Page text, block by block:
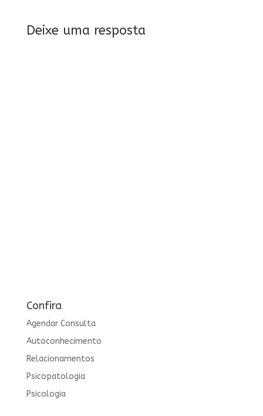
Deixe uma resposta
Confira
Agendar Consulta
Autoconhecimento
Relacionamentos
Psicopatologia
Psicologia